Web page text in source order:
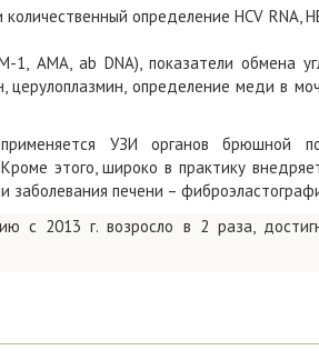
определение HCV RNA,
1, АМА, ab DNA), показатели обмена
определение меди в
УЗИ органов брюшной
этого, широко в практику
заболевания печени –
с 2013 г. возросло в 2 раза,